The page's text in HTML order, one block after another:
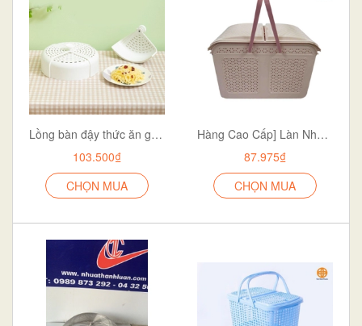
Lồng bàn đậy thức ăn gấp gọn mini đa năng tránh ruồi muỗi côn trùng tiện lợi
103.500₫
CHỌN MUA
Hàng Cao Cấp] Làn Nhựa Đựng Đồ Đi Sinh Cho Mẹ Và Bé, Giỏ Đựng Đồ Sơ Sinh Cho Bé
87.975₫
CHỌN MUA